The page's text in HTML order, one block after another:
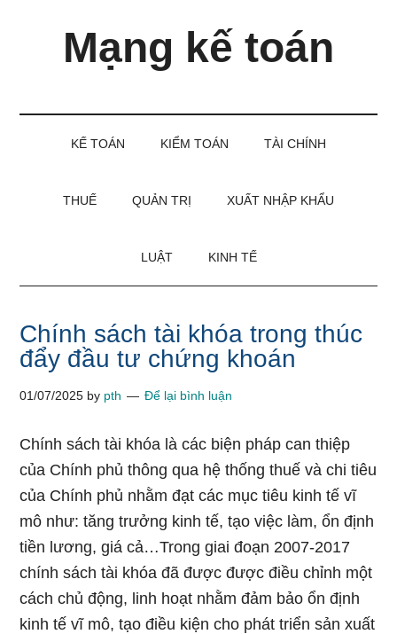
Mạng kế toán
KẾ TOÁN KIỂM TOÁN TÀI CHÍNH
THUẾ QUẢN TRỊ XUẤT NHẬP KHẨU
LUẬT KINH TẾ
Chính sách tài khóa trong thúc
đẩy đầu tư chứng khoán
01/07/2025 by pth Để lại bình luận
Chính sách tài khóa là các biện pháp can thiệp
của Chính phủ thông qua hệ thống thuế và chi tiêu
của Chính phủ nhằm đạt các mục tiêu kinh tế vĩ
mô như: tăng trưởng kinh tế, tạo việc làm, ổn định
tiền lương, giá cả…Trong giai đoạn 2007-2017
chính sách tài khóa đã được được điều chỉnh một
cách chủ động, linh hoạt nhằm đảm bảo ổn định
kinh tế vĩ mô, tạo điều kiện cho phát triển sản xuất